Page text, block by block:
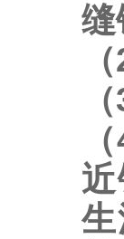
缝
（
（
（